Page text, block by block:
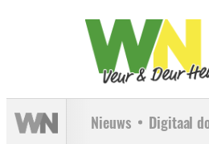
Nieuws Digitaal